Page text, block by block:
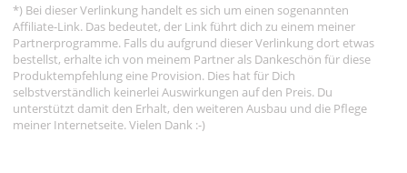
*) Bei dieser Verlinkung handelt es sich um einen sogenannten
Affiliate-Link. Das bedeutet, der Link führt dich zu einem meiner
Partnerprogramme. Falls du aufgrund dieser Verlinkung dort etwas
bestellst, erhalte ich von meinem Partner als Dankeschön für diese
Produktempfehlung eine Provision. Dies hat für Dich
selbstverständlich keinerlei Auswirkungen auf den Preis. Du
unterstützt damit den Erhalt, den weiteren Ausbau und die Pflege
meiner Internetseite. Vielen Dank :-)